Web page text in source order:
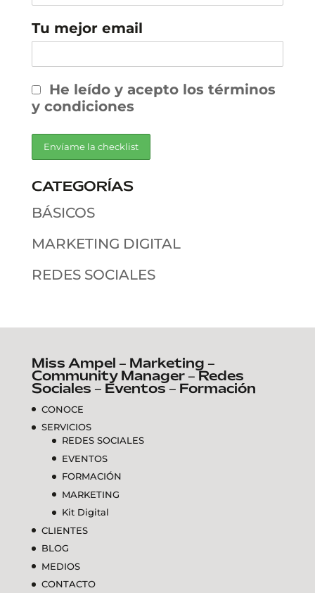
Tu mejor email
He leído y acepto los términos
y condiciones
CATEGORÍAS
BÁSICOS
MARKETING DIGITAL
REDES SOCIALES
Miss Ampel – Marketing –
Community Manager – Redes
Sociales – Eventos – Formación
CONOCE
SERVICIOS
REDES SOCIALES
EVENTOS
FORMACIÓN
MARKETING
Kit Digital
CLIENTES
BLOG
MEDIOS
CONTACTO